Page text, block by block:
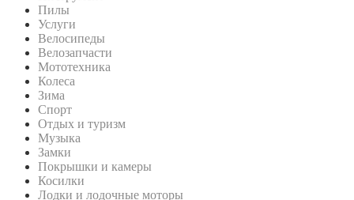
Пилы
Услуги
Велосипеды
Велозапчасти
Мототехника
Колеса
Зима
Спорт
Отдых и туризм
Музыка
Замки
Покрышки и камеры
Косилки
Лодки и лодочные моторы